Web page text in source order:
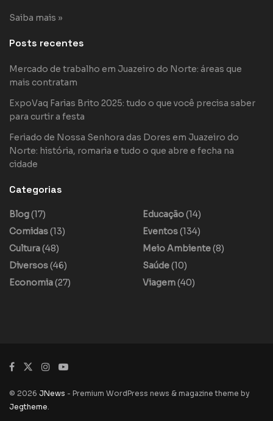
Saiba mais »
Posts recentes
Mercado de trabalho em Juazeiro do Norte: áreas que
mais contratam
ExpoVaq Farias Brito 2025: tudo o que você precisa saber
para curtir a festa
Feriado de Nossa Senhora das Dores em Juazeiro do
Norte: história, romaria e tudo o que abre e fecha na
cidade
Categorias
Blog(17)
Comidas(13)
Cultura(48)
Diversos(46)
Economia(27)
Educação(14)
Eventos(134)
Meio Ambiente(8)
Saúde(10)
Viagem(40)
© 2026 JNews - Premium WordPress news & magazine theme by
Jegtheme.